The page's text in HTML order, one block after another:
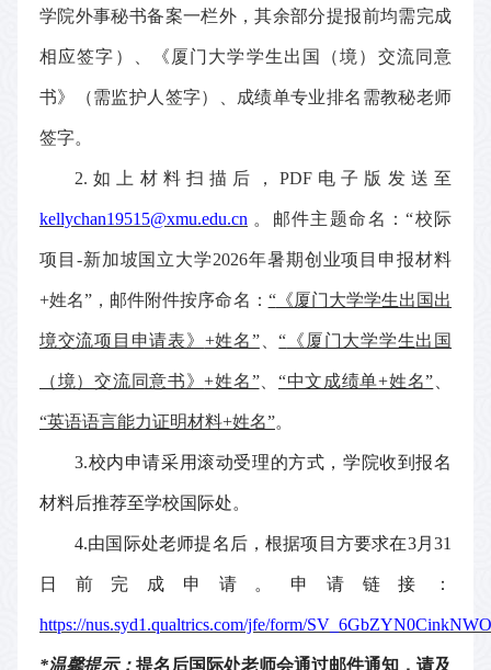
学院外事秘书备案一栏外，其余部分提报前均需完成
相应签字 ） 《厦门大学学生出国（境）交流同意
书》 （需监护人签字）、 成绩单专业排名需教秘老师
签字。
2. 如上材料扫描后， PDF电子版发送至
kellychan19515@xmu.edu.cn 。邮件主题命名：“校际
项目 -新加坡国立大学2026年暑期创业项目 申报材料
+姓名”，邮件附件按序命名： “《厦门大学学生出国出
境交流项目申请表》 +姓名”、“ 《厦门大学学生出国
（境）交流同意书》+姓名”、 “中文成绩单+姓名”
“英语语言能力证明材料+姓名”。
3.校内申请采用滚动受理的方式 ，学院收到报名
材料后推荐至学校国际处。
4.由国际处老师提名后，根据项目方要求在3月31
日前完成申请。申请链接：
https://nus.syd1.qualtrics.com/jfe/form/
*温馨提示： 提名后国际处老师会通过邮件通知，请及